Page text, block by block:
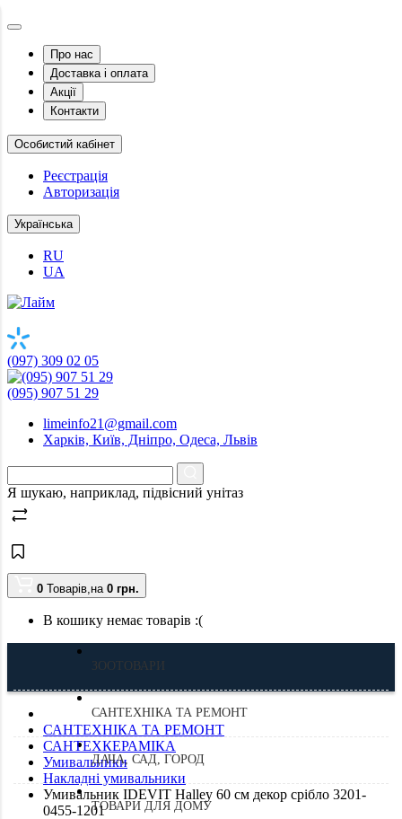
Про нас
Доставка і оплата
Акції
Контакти
Особистий кабінет
Реєстрація
Авторизація
Українська
RU
UA
(097) 309 02 05
(095) 907 51 29
limeinfo21@gmail.com
Харків, Київ, Дніпро, Одеса, Львів
Я шукаю, наприклад, підвісний унітаз
0 Товарів,на 0 грн.
В кошику немає товарів :(
ЗООТОВАРИ
САНТЕХНІКА ТА РЕМОНТ
ДАЧА, САД, ГОРОД
ТОВАРИ ДЛЯ ДОМУ
САНТЕХНІКА ТА РЕМОНТ
САНТЕХКЕРАМІКА
Умивальники
Накладні умивальники
Умивальник IDEVIT Halley 60 см декор срібло 3201-
0455-1201